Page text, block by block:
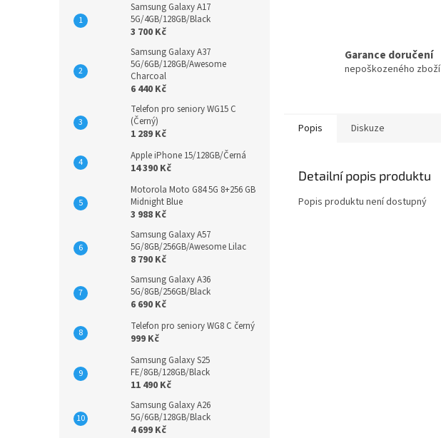
Samsung Galaxy A17
5G/4GB/128GB/Black
3 700 Kč
Samsung Galaxy A37
5G/6GB/128GB/Awesome
Charcoal
6 440 Kč
Telefon pro seniory WG15 C
(Černý)
1 289 Kč
Apple iPhone 15/128GB/Černá
14 390 Kč
Motorola Moto G84 5G 8+256 GB
Midnight Blue
3 988 Kč
Samsung Galaxy A57
5G/8GB/256GB/Awesome Lilac
8 790 Kč
Samsung Galaxy A36
5G/8GB/256GB/Black
6 690 Kč
Telefon pro seniory WG8 C černý
999 Kč
Samsung Galaxy S25
FE/8GB/128GB/Black
11 490 Kč
Samsung Galaxy A26
5G/6GB/128GB/Black
4 699 Kč
Garance doručení
nepoškozeného zboží
Popis Diskuze
Detailní popis produktu
Popis produktu není dostupný